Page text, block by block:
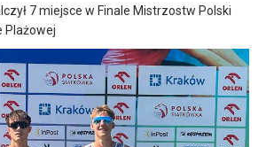
7 miejsce w Finale Mistrzostw Polski
Plażowej